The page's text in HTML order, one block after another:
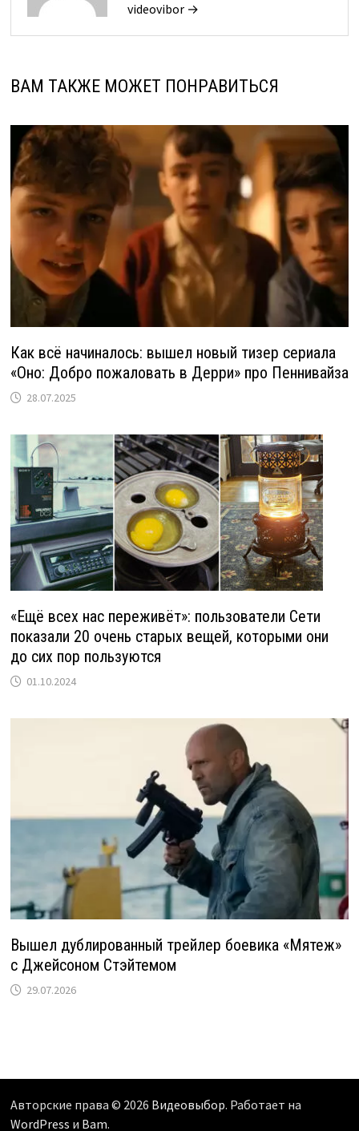
videovibor →
ВАМ ТАКЖЕ МОЖЕТ ПОНРАВИТЬСЯ
Как всё начиналось: вышел новый тизер сериала
«Оно: Добро пожаловать в Дерри» про Пеннивайза
28.07.2025
«Ещё всех нас переживёт‎»: пользователи Сети
показали 20 очень старых вещей, которыми они
до сих пор пользуются
01.10.2024
Вышел дублированный трейлер боевика «Мятеж»
с Джейсоном Стэйтемом
29.07.2026
Авторские права © 2026 Видеовыбор. Работает на
WordPress и Bam.